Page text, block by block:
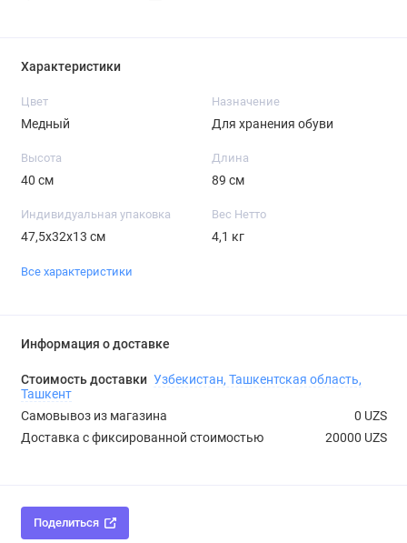
Характеристики
Цвет
Медный
Назначение
Для хранения обуви
Высота
40 см
Длина
89 см
Индивидуальная упаковка
47,5х32х13 см
Вес Нетто
4,1 кг
Все характеристики
Информация о доставке
Стоимость доставки Узбекистан, Ташкентская область,
Ташкент
Самовывоз из магазина
0 UZS
Доставка с фиксированной стоимостью
20000 UZS
Поделиться